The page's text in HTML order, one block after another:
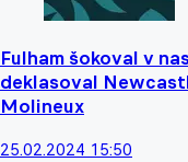
Fulham šokoval v
deklasoval
Molineux
25.02.2024 15:50